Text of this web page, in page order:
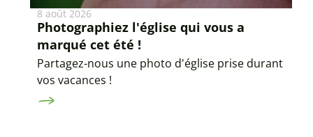
8 août 2026
Photographiez l'église qui vous a
marqué cet été !
Partagez-nous une photo d'église prise durant
vos vacances !